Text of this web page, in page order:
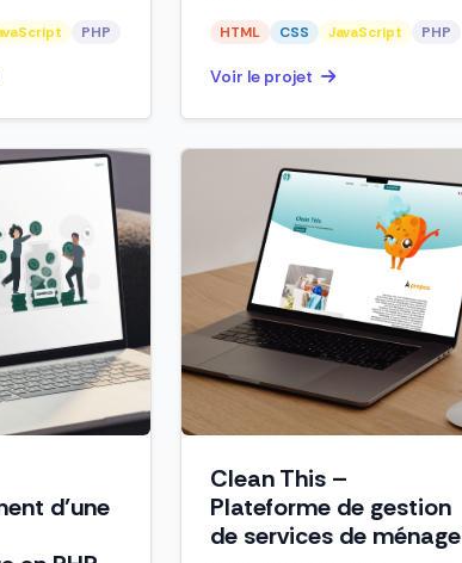
PHP HTML CSS JavaScript PHP
Voir le projet
d’une
Clean This –
Plateforme de gestion
de services de ménage